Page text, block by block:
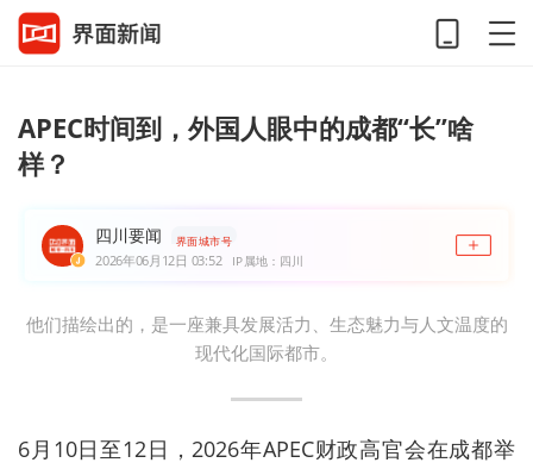
APEC时间到，外国人眼中的成都“长”啥
样？
四川要闻 界面城市号
2026年06月12日 03:52 IP属地：四川
他们描绘出的，是一座兼具发展活力、生态魅力与人文温度的
现代化国际都市。
6月10日至12日，2026年APEC财政高官会在成都举